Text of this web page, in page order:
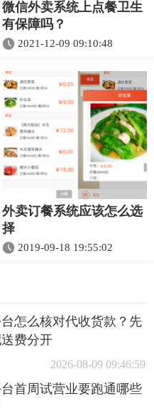
微信外卖系统上点餐卫生
有保障吗？
2021-12-09 09:10:48
外卖订餐系统应该怎么选
择
2019-09-18 19:55:02
怎么核对代收货款？先
费分开
2026-08-09 09:46:59
首周试营业要跑通哪些